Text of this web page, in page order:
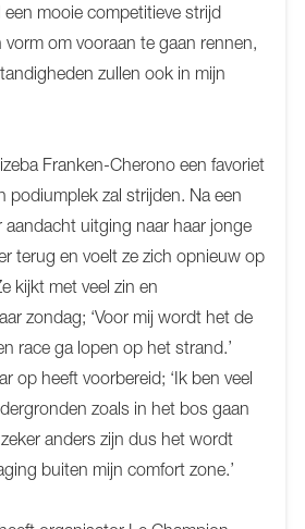
een mooie competitieve strijd
om vooraan te gaan rennen,
zullen ook in mijn
Franken-Cherono een favoriet
podiumplek zal strijden. Na een
aandacht uitging naar haar jonge
terug en voelt ze zich opnieuw op
kijkt met veel zin en
zondag; ‘Voor mij wordt het de
race ga lopen op het strand.’
op heeft voorbereid; ‘Ik ben veel
zoals in het bos gaan
anders zijn dus het wordt
buiten mijn comfort zone.’